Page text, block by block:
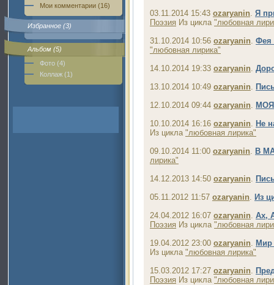
Мои комментарии (16)
Избранное (3)
Альбом (5)
Фото (4)
Коллаж (1)
03.11.2014 15:43 ozaryanin. Я
Поэзия Из цикла "любовная
31.10.2014 10:56 ozaryanin. Фея
"любовная лирика"
14.10.2014 19:33 ozaryanin.
13.10.2014 10:49 ozaryanin.
12.10.2014 09:44 ozaryanin.
10.10.2014 16:16 ozaryanin. Не
Из цикла "любовная лирика"
09.10.2014 11:00 ozaryanin. В
лирика"
14.12.2013 14:50 ozaryanin.
05.11.2012 11:57 ozaryanin. Из
24.04.2012 16:07 ozaryanin. Ах,
Поэзия Из цикла "любовная
19.04.2012 23:00 ozaryanin. Мир
Из цикла "любовная лирика"
15.03.2012 17:27 ozaryanin.
Поэзия Из цикла "любовная